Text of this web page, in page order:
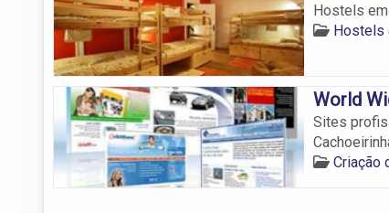
Hostels
Hostels
World
Sites
Criação